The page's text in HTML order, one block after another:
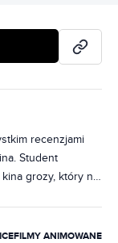
recenzjami
Student
grozy, który na
publikował w
FILMY ANIMOWANE